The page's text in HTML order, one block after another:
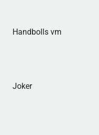
Handbolls vm
Joker